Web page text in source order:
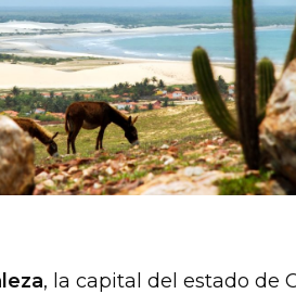
, la capital del estado de